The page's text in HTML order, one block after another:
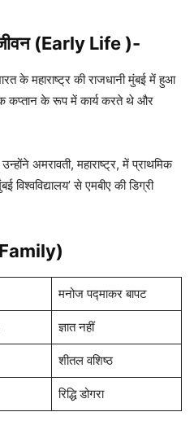
जीवन (Early Life )-
के महाराष्ट्र की राजधानी मुंबई में हुआ
कप्तान के रूप में कार्य करते थे और
अमरावती, महाराष्ट्र, में प्राथमिक
विश्वविद्यालय’ से एमबीए की डिग्री
Family)
मनोज पद्माकर बापट
ज्ञात नहीं
शीतल वशिष्ठ
रिद्धि डोगरा